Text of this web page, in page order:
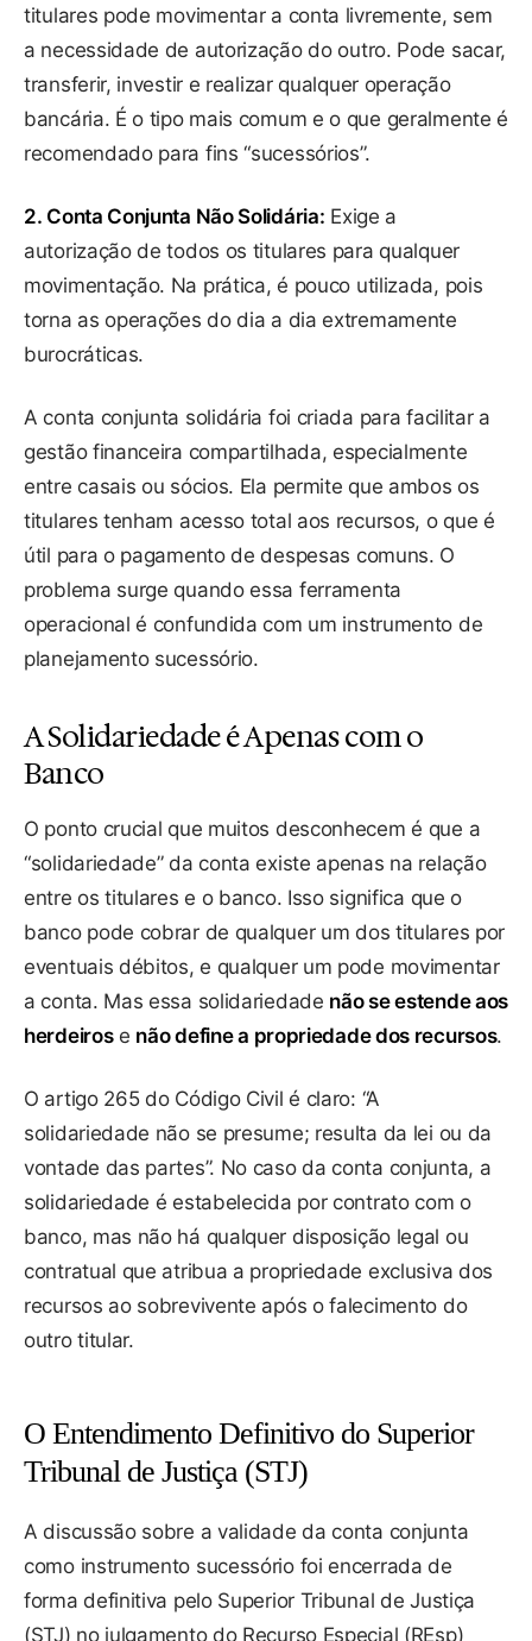
titulares pode movimentar a conta livremente, sem
a necessidade de autorização do outro. Pode sacar,
transferir, investir e realizar qualquer operação
bancária. É o tipo mais comum e o que geralmente é
recomendado para fins “sucessórios”.
2. Conta Conjunta Não Solidária: Exige a
autorização de todos os titulares para qualquer
movimentação. Na prática, é pouco utilizada, pois
torna as operações do dia a dia extremamente
burocráticas.
A conta conjunta solidária foi criada para facilitar a
gestão financeira compartilhada, especialmente
entre casais ou sócios. Ela permite que ambos os
titulares tenham acesso total aos recursos, o que é
útil para o pagamento de despesas comuns. O
problema surge quando essa ferramenta
operacional é confundida com um instrumento de
planejamento sucessório.
A Solidariedade é Apenas com o
Banco
O ponto crucial que muitos desconhecem é que a
“solidariedade” da conta existe apenas na relação
entre os titulares e o banco. Isso significa que o
banco pode cobrar de qualquer um dos titulares por
eventuais débitos, e qualquer um pode movimentar
a conta. Mas essa solidariedade não se estende aos
herdeirose não define a propriedade dos recursos.
O artigo 265 do Código Civil é claro: “A
solidariedade não se presume; resulta da lei ou da
vontade das partes”. No caso da conta conjunta, a
solidariedade é estabelecida por contrato com o
banco, mas não há qualquer disposição legal ou
contratual que atribua a propriedade exclusiva dos
recursos ao sobrevivente após o falecimento do
outro titular.
O Entendimento Definitivo do Superior
Tribunal de Justiça (STJ)
A discussão sobre a validade da conta conjunta
como instrumento sucessório foi encerrada de
forma definitiva pelo Superior Tribunal de Justiça
(STJ) no julgamento do Recurso Especial (REsp)